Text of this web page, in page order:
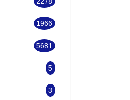
1627
2278
1966
5681
5